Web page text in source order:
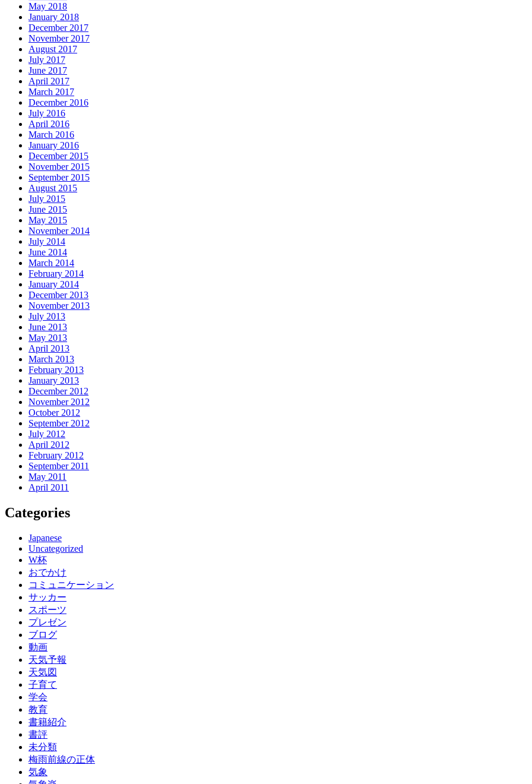
May 2018
January 2018
December 2017
November 2017
August 2017
July 2017
June 2017
April 2017
March 2017
December 2016
July 2016
April 2016
March 2016
January 2016
December 2015
November 2015
September 2015
August 2015
July 2015
June 2015
May 2015
November 2014
July 2014
June 2014
March 2014
February 2014
January 2014
December 2013
November 2013
July 2013
June 2013
May 2013
April 2013
March 2013
February 2013
January 2013
December 2012
November 2012
October 2012
September 2012
July 2012
April 2012
February 2012
September 2011
May 2011
April 2011
Categories
Japanese
Uncategorized
W杯
おでかけ
コミュニケーション
サッカー
スポーツ
プレゼン
ブログ
動画
天気予報
天気図
子育て
学会
教育
書籍紹介
書評
未分類
梅雨前線の正体
気象